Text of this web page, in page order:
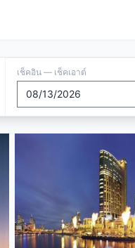
เช็คอิน — เช็คเอาต์